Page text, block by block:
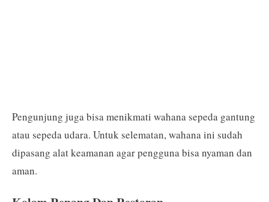
Pengunjung juga bisa menikmati wahana sepeda gantung
atau sepeda udara. Untuk selematan, wahana ini sudah
dipasang alat keamanan agar pengguna bisa nyaman dan
aman.